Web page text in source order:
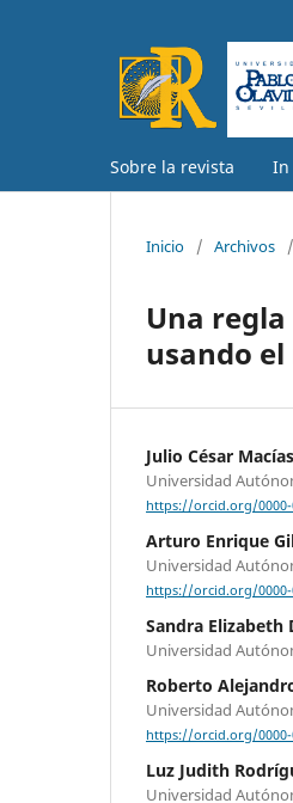
Sobre la revista In
Inicio / Archivos /
Una
usando
Julio César
Universidad
https://orcid.org/0000-
Arturo Enrique
Universidad
https://orcid.org/0000-
Sandra Elizabeth
Universidad
Roberto
Universidad
https://orcid.org/0000-
Luz Judith
Universidad